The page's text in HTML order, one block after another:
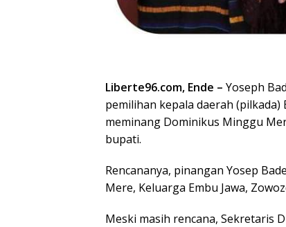
Liberte96.com, Ende – Yoseph
pemilihan kepala daerah (pilkada)
meminang Dominikus Minggu
bupati.
Rencananya, pinangan Yosep
Mere, Keluarga Embu Jawa,
Meski masih rencana, Sekretaris